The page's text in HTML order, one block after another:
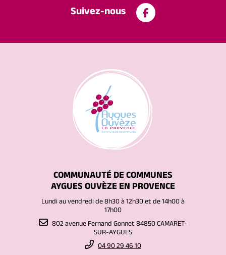
Suivez-nous
COMMUNAUTÉ DE COMMUNES
AYGUES OUVÈZE EN PROVENCE
Lundi au vendredi de 8h30 à 12h30 et de 14h00 à
17h00
802 avenue Fernand Gonnet 84850 CAMARET-
SUR-AYGUES
04 90 29 46 10